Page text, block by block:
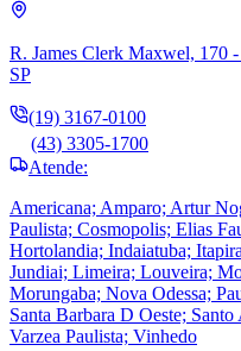
R. James Clerk Maxwel, 170
SP
(19) 3167-0100
(43) 3305-1700
Atende:
Americana; Amparo; Artur
Paulista; Cosmopolis; Elias
Hortolandia; Indaiatuba;
Jundiai; Limeira; Louveira;
Morungaba; Nova Odessa;
Santa Barbara D Oeste;
Varzea Paulista; Vinhedo